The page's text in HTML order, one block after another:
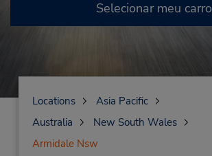
Selecionar meu carro
Locations
Asia Pacific
Australia
New South Wales
Armidale Nsw